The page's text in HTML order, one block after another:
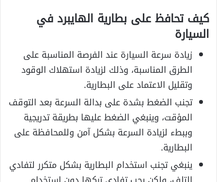
كيف تحافظ على بطارية الهايبرد في
السيارة
زيادة سرعة السيارة عند الفرصة المناسبة على
الطرق المناسبة، وذلك لزيادة استهلاك الوقود
وتقليل الاعتماد على البطارية.
تجنب الضغط بشدة على بدالة السرعة بعد التوقف
المؤقت، وينبغي الضغط عليها بطريقة تدريجية
وببطء لزيادة السرعة بشكل آمن وللمحافظة على
البطارية.
ينبغي تجنب استخدام البطارية بشكل متكرر لتفادي